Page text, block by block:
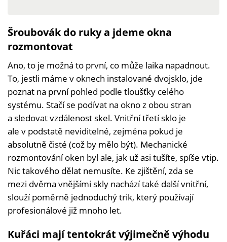
Šroubovák do ruky a jdeme okna
rozmontovat
Ano, to je možná to první, co může laika napadnout.
To, jestli máme v oknech instalované dvojsklo, jde
poznat na první pohled podle tloušťky celého
systému. Stačí se podívat na okno z obou stran
a sledovat vzdálenost skel. Vnitřní třetí sklo je
ale v podstatě neviditelné, zejména pokud je
absolutně čisté (což by mělo být). Mechanické
rozmontování oken byl ale, jak už asi tušíte, spíše vtip.
Nic takového dělat nemusíte. Ke zjištění, zda se
mezi dvěma vnějšími skly nachází také další vnitřní,
slouží poměrně jednoduchý trik, který používají
profesionálové již mnoho let.
Kuřáci mají tentokrát výjimečně výhodu